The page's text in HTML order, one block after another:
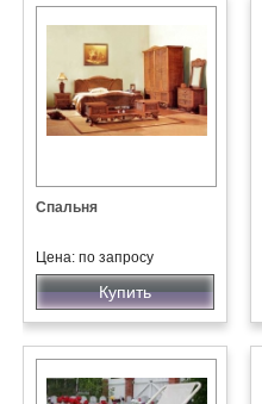
Спальня
Цена: по запросу
Купить